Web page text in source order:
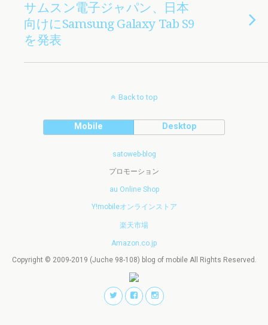
サムスン電子ジャパン、日本
向けにSamsung Galaxy Tab S9
を発表
Back to top
Mobile Desktop
satoweb-blog
プロモーション
au Online Shop
Y!mobileオンラインストア
楽天市場
Amazon.co.jp
Copyright © 2009-2019 (Juche 98-108) blog of mobile All Rights Reserved.